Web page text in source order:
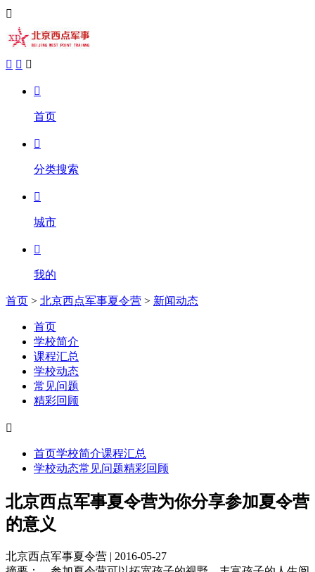

  

首页

分类搜索

城市

我的
首页 > 北京西点军事夏令营 > 新闻动态
首页
学校简介
课程汇总
学校动态
常见问题
精彩回顾

首页学校简介课程汇总
学校动态常见问题精彩回顾
北京西点军事夏令营为你分享参加夏令营
的意义
北京西点军事夏令营 | 2016-05-27